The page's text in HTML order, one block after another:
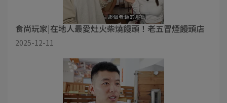
食尚玩家|在地人最愛灶火柴燒饅頭！老五冒煙饅頭店
2025-12-11